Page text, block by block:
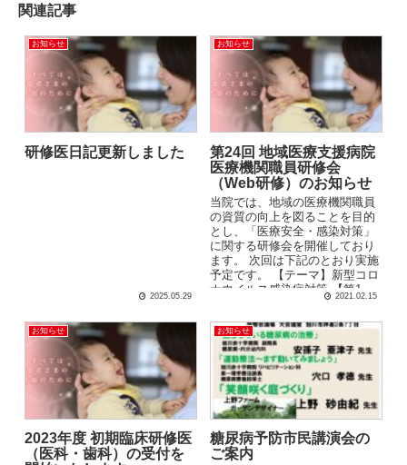
関連記事
お知らせ
研修医日記更新しました
2025.05.29
お知らせ
第24回 地域医療支援病院
医療機関職員研修会
（Web研修）のお知らせ
当院では、地域の医療機関職員
の資質の向上を図ることを目的
とし、「医療安全・感染対策」
に関する研修会を開催しており
ます。 次回は下記のとおり実施
予定です。 【テーマ】新型コロ
ナウイルス感染症対策 【第1
部】2021年2月22日（月）...
2021.02.15
お知らせ
2023年度 初期臨床研修医
（医科・歯科）の受付を
お知らせ
糖尿病予防市民講演会の
ご案内